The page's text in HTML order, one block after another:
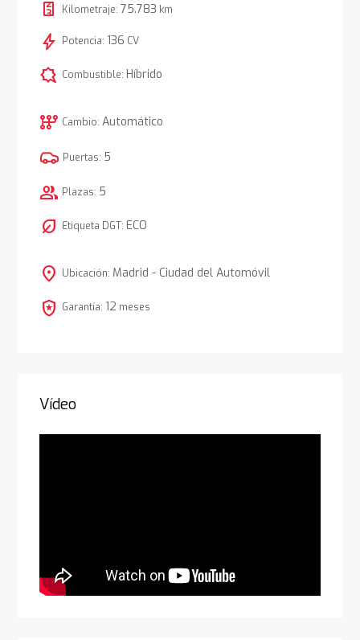
Kilometraje: 75.783 km
bolt Potencia: 136 CV
comic_bubble Combustible: Híbrido
auto_transmission Cambio: Automático
Puertas: 5
group Plazas: 5
nest_eco_leaf Etiqueta DGT: ECO
location_on Ubicación: Madrid - Ciudad del Automóvil
local_police Garantía: 12 meses
Vídeo